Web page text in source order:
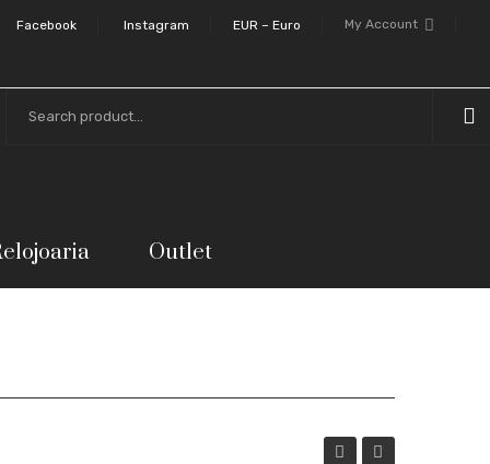
Facebook Instagram EUR – Euro My Account
Outlet